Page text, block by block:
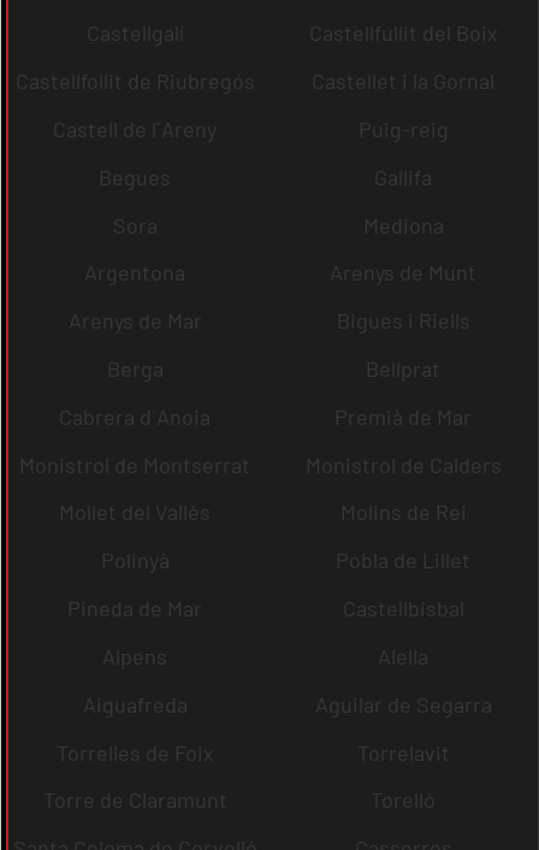
Castellgalí
Castellfullit del Boix
Castellfollit de Riubregós
Castellet i la Gornal
Castell de l´Areny
Puig-reig
Begues
Gallifa
Sora
Mediona
Argentona
Arenys de Munt
Arenys de Mar
Bigues i Riells
Berga
Bellprat
Cabrera d´Anoia
Premià de Mar
Monistrol de Montserrat
Monistrol de Calders
Mollet del Vallès
Molins de Rei
Polinyà
Pobla de Lillet
Pineda de Mar
Castellbisbal
Alpens
Alella
Aiguafreda
Aguilar de Segarra
Torrelles de Foix
Torrelavit
Torre de Claramunt
Torelló